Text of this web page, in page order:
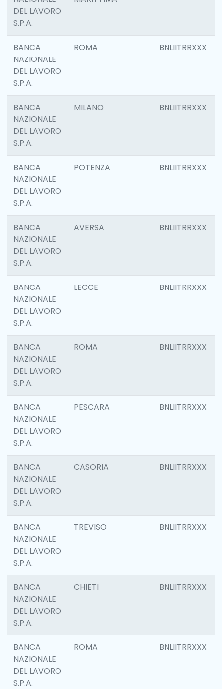
DEL LAVORO
S.P.A.
BANCA
NAZIONALE
DEL LAVORO
S.P.A.
ROMA BNLIITRRXXX
BANCA
NAZIONALE
DEL LAVORO
S.P.A.
MILANO BNLIITRRXXX
BANCA
NAZIONALE
DEL LAVORO
S.P.A.
POTENZA BNLIITRRXXX
BANCA
NAZIONALE
DEL LAVORO
S.P.A.
AVERSA BNLIITRRXXX
BANCA
NAZIONALE
DEL LAVORO
S.P.A.
LECCE BNLIITRRXXX
BANCA
NAZIONALE
DEL LAVORO
S.P.A.
ROMA BNLIITRRXXX
BANCA
NAZIONALE
DEL LAVORO
S.P.A.
PESCARA BNLIITRRXXX
BANCA
NAZIONALE
DEL LAVORO
S.P.A.
CASORIA BNLIITRRXXX
BANCA
NAZIONALE
DEL LAVORO
S.P.A.
TREVISO BNLIITRRXXX
BANCA
NAZIONALE
DEL LAVORO
S.P.A.
CHIETI BNLIITRRXXX
BANCA
NAZIONALE
DEL LAVORO
S.P.A.
ROMA BNLIITRRXXX